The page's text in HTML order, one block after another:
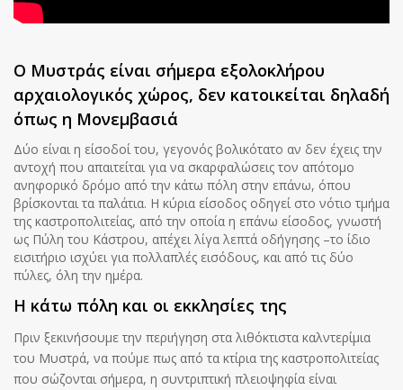
Ο Μυστράς είναι σήμερα εξολοκλήρου
αρχαιολογικός χώρος, δεν κατοικείται δηλαδή
όπως η Μονεμβασιά
Δύο είναι η είσοδοί του, γεγονός βολικότατο αν δεν έχεις την
αντοχή που απαιτείται για να σκαρφαλώσεις τον απότομο
ανηφορικό δρόμο από την κάτω πόλη στην επάνω, όπου
βρίσκονται τα παλάτια. Η κύρια είσοδος οδηγεί στο νότιο τμήμα
της καστροπολιτείας, από την οποία η επάνω είσοδος, γνωστή
ως Πύλη του Κάστρου, απέχει λίγα λεπτά οδήγησης –το ίδιο
εισιτήριο ισχύει για πολλαπλές εισόδους, και από τις δύο
πύλες, όλη την ημέρα.
Η κάτω πόλη και οι εκκλησίες της
Πριν ξεκινήσουμε την περιήγηση στα λιθόκτιστα καλντερίμια
του Μυστρά, να πούμε πως από τα κτίρια της καστροπολιτείας
που σώζονται σήμερα, η συντριπτική πλειοψηφία είναι